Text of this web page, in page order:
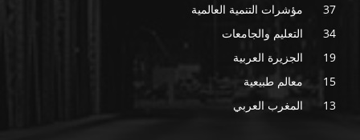
مؤشرات التنمية العالمية
37
التعليم والجامعات
34
الجزيرة العربية
19
معالم طبيعية
15
المغرب العربي
13